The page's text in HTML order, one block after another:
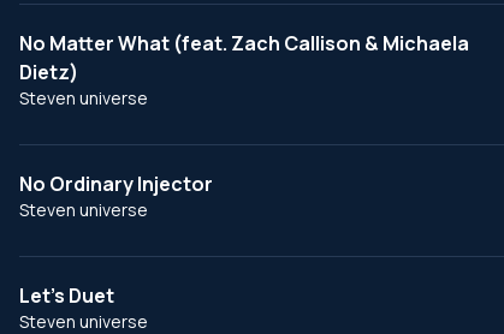
No Matter What (feat. Zach Callison & Michaela
Dietz)
Steven universe
No Ordinary Injector
Steven universe
Let's Duet
Steven universe